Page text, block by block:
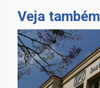
Veja também